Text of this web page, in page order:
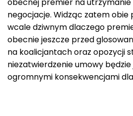
negocjacje. Widząc zatem
wcale dziwnym dlaczego
obecnie jeszcze przed
na koalicjantach oraz opozycji
niezatwierdzenie umowy
ogromnymi konsekwencjami